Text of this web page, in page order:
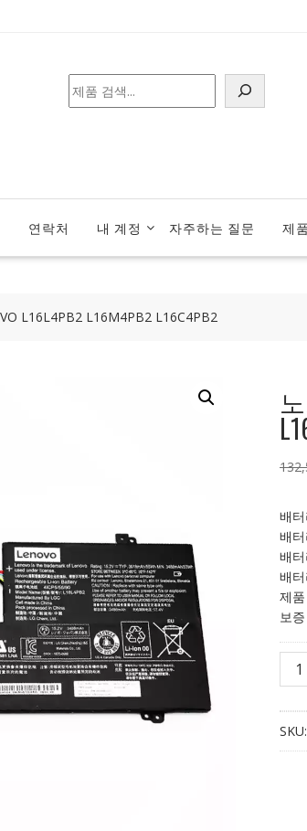
검
색
연락처 내 계정 자주하는 질문 제
L16L4PB2 L16M4PB2 L16C4PB2
배
배
배
배
제
보
터
SKU: